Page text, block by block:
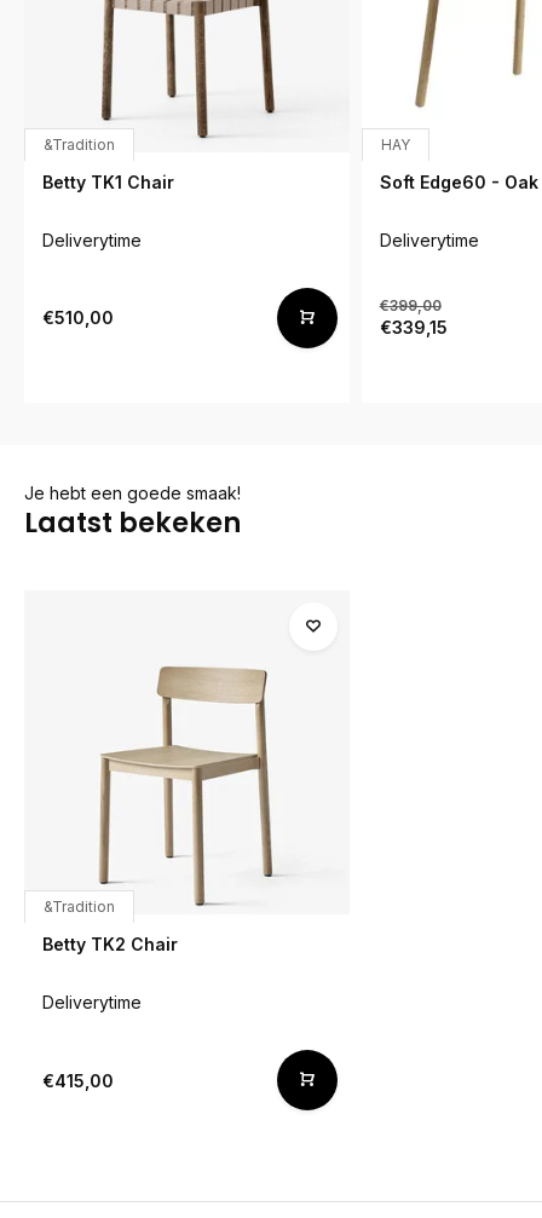
&Tradition
Betty TK1 Chair
Deliverytime
€510,00
HAY
Soft Edge60 - Oak
Deliverytime
€399,00
€339,15
Je hebt een goede smaak!
Laatst bekeken
&Tradition
Betty TK2 Chair
Deliverytime
€415,00